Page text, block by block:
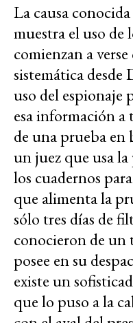
La causa
muestra el uso de
comienzan a
sistemática desde
uso del espionaje
esa información a
de una prueba en
un juez que usa
los cuadernos
que alimenta la
sólo tres días de
conocieron de un
posee en su
existe un
que lo puso a la